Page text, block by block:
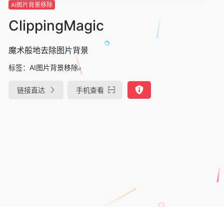
AI图片背景移除
ClippingMagic
魔术般地去除图片背景
标签： AI图片背景移除
链接直达 手机查看